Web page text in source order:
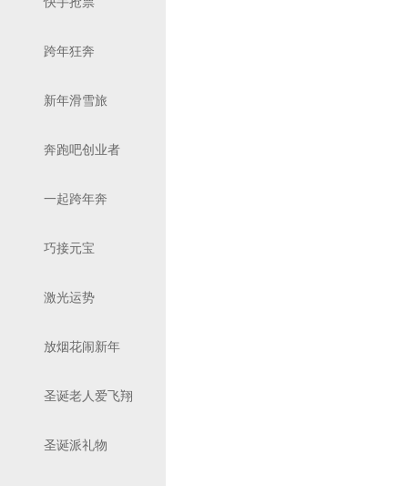
跨年狂奔
新年滑雪旅
奔跑吧创业者
一起跨年奔
巧接元宝
激光运势
放烟花闹新年
圣诞老人爱飞翔
圣诞派礼物